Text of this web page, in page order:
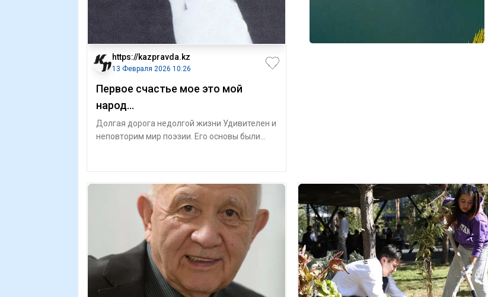
https://kazpravda.kz
13 Февраля 2026 10:26
Первое счастье мое это мой
народ...
Долгая дорога недолгой жизни Удивителен и
неповторим мир поэзии. Его основы были